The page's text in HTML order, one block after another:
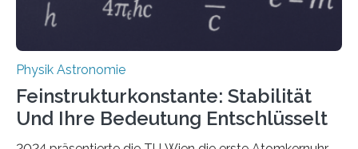
Physik Astronomie
Feinstrukturkonstante: Stabilität
Und Ihre Bedeutung Entschlüsselt